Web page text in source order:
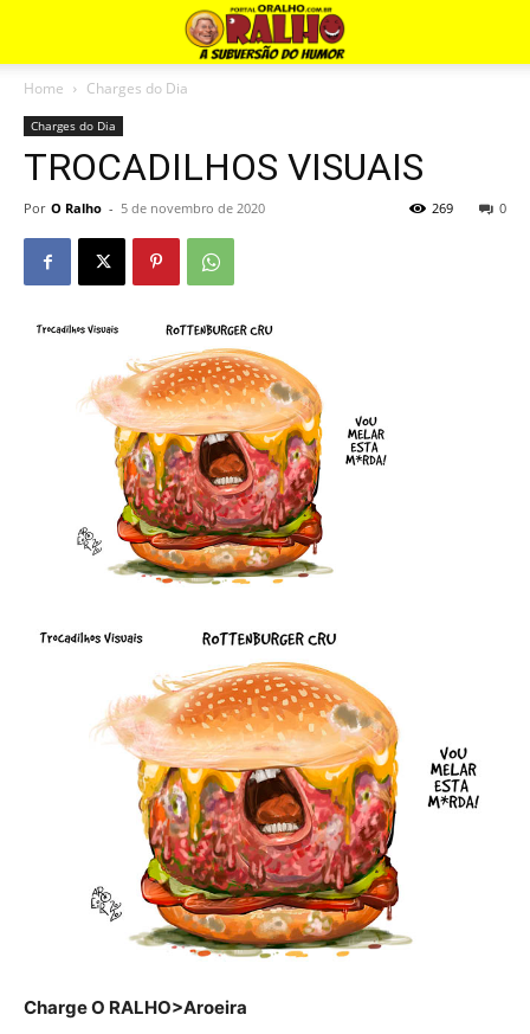
Home Charges do Dia
Charges do Dia
TROCADILHOS VISUAIS
Por O Ralho - 5 de novembro de 2020 0
269
Charge O RALHO>Aroeira